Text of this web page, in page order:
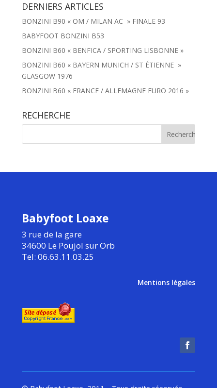
DERNIERS ARTICLES
BONZINI B90 « OM / MILAN AC » FINALE 93
BABYFOOT BONZINI B53
BONZINI B60 « BENFICA / SPORTING LISBONNE »
BONZINI B60 « BAYERN MUNICH / ST ÉTIENNE »
GLASGOW 1976
BONZINI B60 « FRANCE / ALLEMAGNE EURO 2016 »
RECHERCHE
Babyfoot Loaxe
3 rue de la gare
34600 Le Poujol sur Orb
Tel: 06.63.11.03.25
Mentions légales